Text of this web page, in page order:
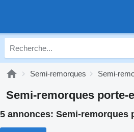
Semi-remorques Semi-
Semi-remorques porte-
5 annonces: Semi-remorques